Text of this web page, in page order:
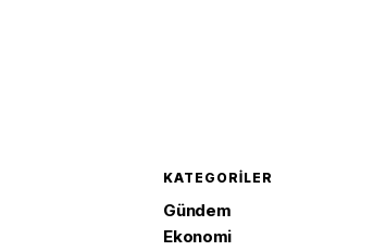
KATEGORILER
Gündem
Ekonomi